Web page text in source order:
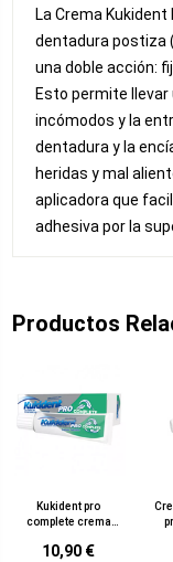
La Crema Kukident
dentadura postiza
una doble acción:
Esto permite llevar
incómodos y la
dentadura y la
heridas y mal
aplicadora que
adhesiva por la
Productos
Kukident pro
complete crema
sabor neutro 47 g
10,90 €